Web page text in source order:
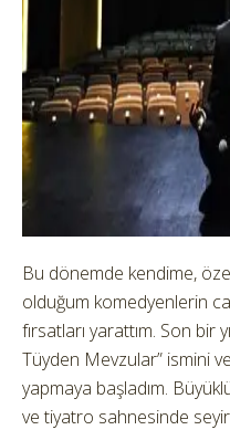
Bu dönemde kendime,
olduğum komedyenlerin
fırsatları yarattım. Son bir
Tüyden Mevzular” ismini
yapmaya başladım.
ve tiyatro sahnesinde